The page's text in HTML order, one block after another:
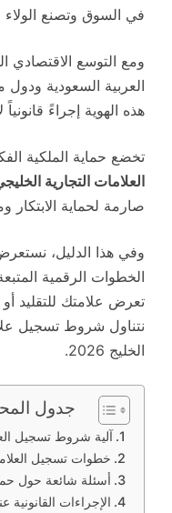
في السوق وتصنع
ومع التوسع الاقتصادي
العربية السعودية
هذه الهوية إجراءً
تخضع حماية الملكية
العلامات التجارية
صارمة لحماية الابتكار
وفي هذا الدليل،
الخطوات الرقمية
تعرض علامتك للتقليد أو
نتناول شروط تسجيل
الخليج 2026.
جدول
آلية شروط تسجيل
خطوات تسجيل العلامة
أسئلة شائعة حول
الإجراءات القانونية